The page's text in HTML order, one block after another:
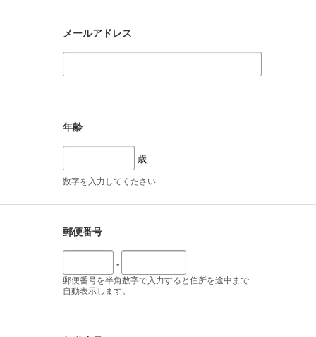
メールアドレス
年齢
歳
数字を入力してください
郵便番号
-
郵便番号を半角数字で入力すると住所を途中まで
自動表示します。